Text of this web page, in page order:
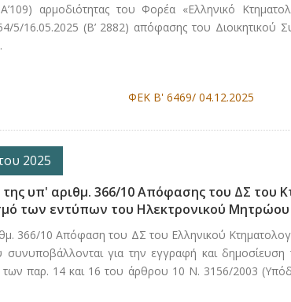
αρμοδιότητας του Φορέα «Ελληνικό
5/16.05.2025 (Β’ 2882) απόφασης του Διοικητικού
ΦΕΚ Β' 6469/ 04.12.2025
2025
υπ' αριθμ. 366/10 Απόφασης του ΔΣ του
των εντύπων του Ηλεκτρονικού
366/10 Απόφαση του ΔΣ του Ελληνικο΄΄υ
συνυποβάλλονται για την εγγραφή και
παρ. 14 και 16 του άρθρου 10 Ν. 3156/2003